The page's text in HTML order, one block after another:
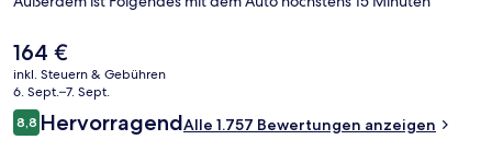
Showgrounds. Anderen Reisenden gefallen das hilfsbereite
Personal und das Restaurant sehr gut.
Der
aktuelle
Preis
beträgt
164 €.
164 €
inkl. Steuern & Gebühren
6. Sept.–7. Sept.
Bewertungen
8,88,8 von 10.
HervorragendAlle 1.757 Bewertungen anzeigen